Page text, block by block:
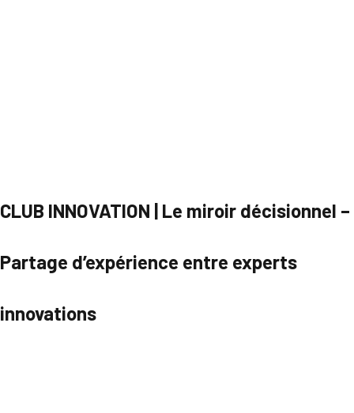
CLUB INNOVATION | Le miroir décisionnel –
Partage d’expérience entre experts
innovations